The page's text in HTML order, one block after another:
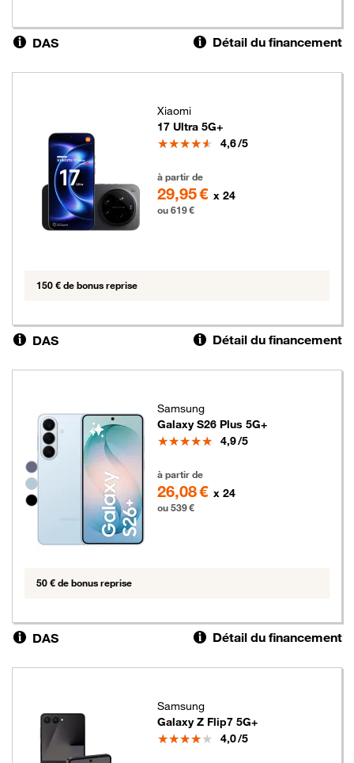
DAS Détail du financement
Xiaomi
17 Ultra 5G+
Note
4,6/5
à partir de
29,95 € x 24
ou 619 €
150 € de bonus reprise
DAS Détail du financement
Groupe de couleurs disponibles non sélectionnables
Samsung
Galaxy S26 Plus 5G+
Note
4,9/5
à partir de
26,08 € x 24
ou 539 €
50 € de bonus reprise
DAS Détail du financement
Samsung
Galaxy Z Flip7 5G+
Note
4,0/5